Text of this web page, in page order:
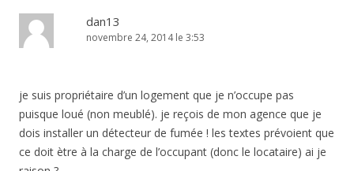
dan13
novembre 24, 2014 le 3:53
je suis propriétaire d’un logement que je n’occupe pas
puisque loué (non meublé). je reçois de mon agence que je
dois installer un détecteur de fumée ! les textes prévoient que
ce doit ètre à la charge de l’occupant (donc le locataire) ai je